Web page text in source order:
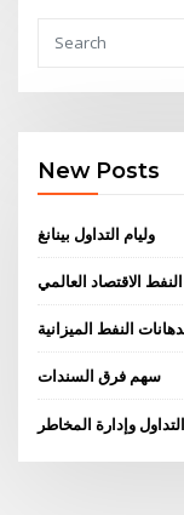
New Posts
وليام التداول بينانغ
النفط الاقتصاد العالمي
النفط الميزانية
سهم فرق السندات
وإدارة المخاطر